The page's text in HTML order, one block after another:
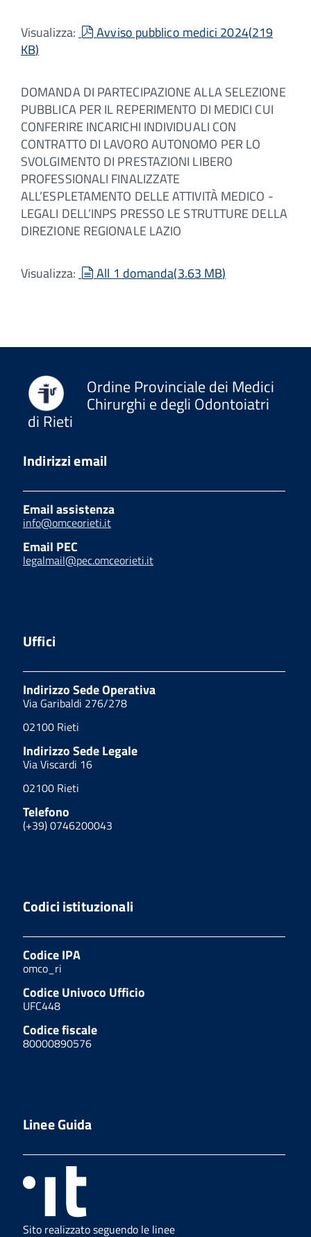
Visualizza: pdf
Avviso pubblico medici 2024(219
KB)
DOMANDA DI PARTECIPAZIONE ALLA SELEZIONE
PUBBLICA PER IL REPERIMENTO DI MEDICI CUI
CONFERIRE INCARICHI INDIVIDUALI CON
CONTRATTO DI LAVORO AUTONOMO PER LO
SVOLGIMENTO DI PRESTAZIONI LIBERO
PROFESSIONALI FINALIZZATE
ALL’ESPLETAMENTO DELLE ATTIVITÀ MEDICO -
LEGALI DELL’INPS PRESSO LE STRUTTURE DELLA
DIREZIONE REGIONALE LAZIO
Visualizza: document
All 1 domanda(3.63 MB)
Ordine Provinciale dei Medici
Chirurghi e degli Odontoiatri
di Rieti
Indirizzi email
Email assistenza
info@omceorieti.it
Email PEC
legalmail@pec.omceorieti.it
Uffici
Indirizzo Sede Operativa
Via Garibaldi 276/278
02100 Rieti
Indirizzo Sede Legale
Via Viscardi 16
02100 Rieti
Telefono
(+39) 0746200043
Codici istituzionali
Codice IPA
omco_ri
Codice Univoco Ufficio
UFC448
Codice fiscale
80000890576
Linee Guida
Sito realizzato seguendo le linee